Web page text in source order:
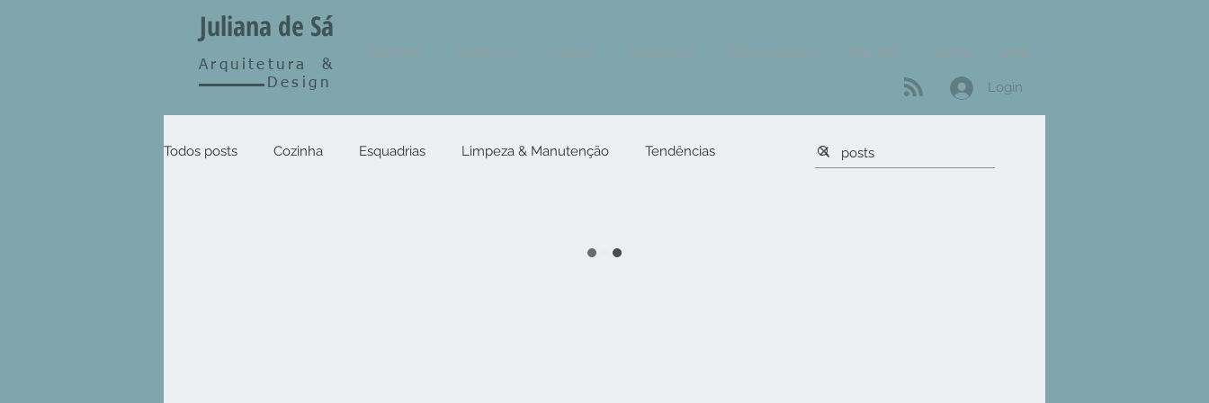
Juliana de Sá
Arquitetura&
Design
Interiores Comercial Clínicas Corporativo Antes e Depois Tour 360° Sobre Blog
Login
Todos posts Cozinha Esquadrias Limpeza & Manutenção Tendências